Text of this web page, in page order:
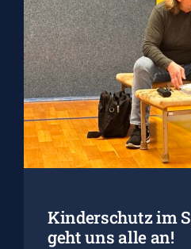
Kinderschutz im
geht uns alle an!